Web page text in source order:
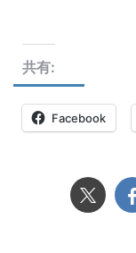
共有:
Facebook